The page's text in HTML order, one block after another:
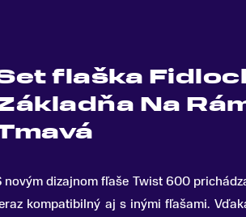
flaška
Na
novým dizajnom fľaše Twist 600
kompatibilný aj s inými fľašami.